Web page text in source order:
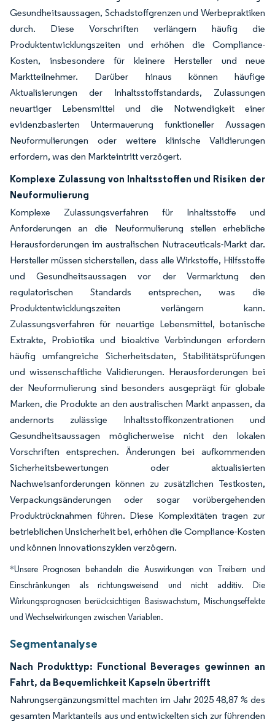
Gesundheitsaussagen, Schadstoffgrenzen und Werbepraktiken
durch. Diese Vorschriften verlängern häufig die
Produktentwicklungszeiten und erhöhen die Compliance-
Kosten, insbesondere für kleinere Hersteller und neue
Marktteilnehmer. Darüber hinaus können häufige
Aktualisierungen der Inhaltsstoffstandards, Zulassungen
neuartiger Lebensmittel und die Notwendigkeit einer
evidenzbasierten Untermauerung funktioneller Aussagen
Neuformulierungen oder weitere klinische Validierungen
erfordern, was den Markteintritt verzögert.
Komplexe Zulassung von Inhaltsstoffen und Risiken der
Neuformulierung
Komplexe Zulassungsverfahren für Inhaltsstoffe und
Anforderungen an die Neuformulierung stellen erhebliche
Herausforderungen im australischen Nutraceuticals-Markt dar.
Hersteller müssen sicherstellen, dass alle Wirkstoffe, Hilfsstoffe
und Gesundheitsaussagen vor der Vermarktung den
regulatorischen Standards entsprechen, was die
Produktentwicklungszeiten verlängern kann.
Zulassungsverfahren für neuartige Lebensmittel, botanische
Extrakte, Probiotika und bioaktive Verbindungen erfordern
häufig umfangreiche Sicherheitsdaten, Stabilitätsprüfungen
und wissenschaftliche Validierungen. Herausforderungen bei
der Neuformulierung sind besonders ausgeprägt für globale
Marken, die Produkte an den australischen Markt anpassen, da
andernorts zulässige Inhaltsstoffkonzentrationen und
Gesundheitsaussagen möglicherweise nicht den lokalen
Vorschriften entsprechen. Änderungen bei aufkommenden
Sicherheitsbewertungen oder aktualisierten
Nachweisanforderungen können zu zusätzlichen Testkosten,
Verpackungsänderungen oder sogar vorübergehenden
Produktrücknahmen führen. Diese Komplexitäten tragen zur
betrieblichen Unsicherheit bei, erhöhen die Compliance-Kosten
und können Innovationszyklen verzögern.
*Unsere Prognosen behandeln die Auswirkungen von Treibern und
Einschränkungen als richtungsweisend und nicht additiv. Die
Wirkungsprognosen berücksichtigen Basiswachstum, Mischungseffekte
und Wechselwirkungen zwischen Variablen.
Segmentanalyse
Nach Produkttyp: Functional Beverages gewinnen an
Fahrt, da Bequemlichkeit Kapseln übertrifft
Nahrungsergänzungsmittel machten im Jahr 2025 48,87 % des
gesamten Marktanteils aus und entwickelten sich zur führenden